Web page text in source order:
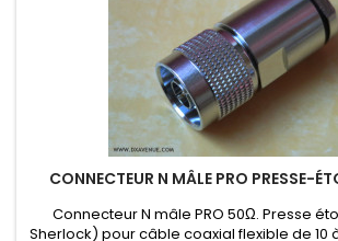
CONNECTEUR N MÂLE PRO PRESSE-
Connecteur N mâle PRO 50Ω. Presse
Sherlock) pour câble coaxial flexible de 10